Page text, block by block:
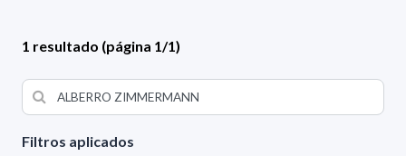
Filtros aplicados
1 resultado (página 1/1)